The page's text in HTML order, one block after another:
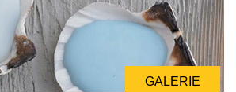
GALERIE